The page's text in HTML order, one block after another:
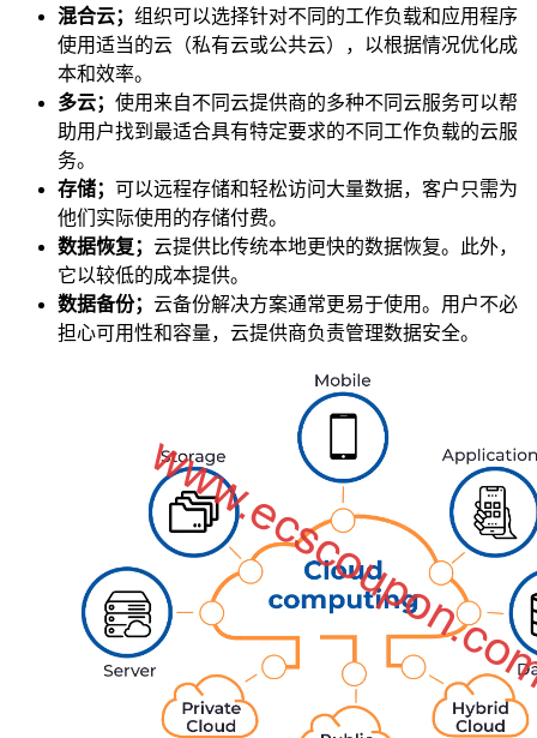
混合云； 组织可以选择针对不同的工作负载和应用程序
使用适当的云（私有云或公共云），以根据情况优化成
本和效率。
多云； 使用来自不同云提供商的多种不同云服务可以帮
助用户找到最适合具有特定要求的不同工作负载的云服
务。
存储； 可以远程存储和轻松访问大量数据，客户只需为
他们实际使用的存储付费。
数据恢复； 云提供比传统本地更快的数据恢复。此外，
它以较低的成本提供。
数据备份； 云备份解决方案通常更易于使用。用户不必
担心可用性和容量，云提供商负责管理数据安全。